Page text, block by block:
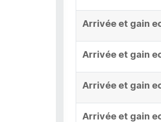
Arrivée et gain
Arrivée et gain
Arrivée et gain
Arrivée et gain